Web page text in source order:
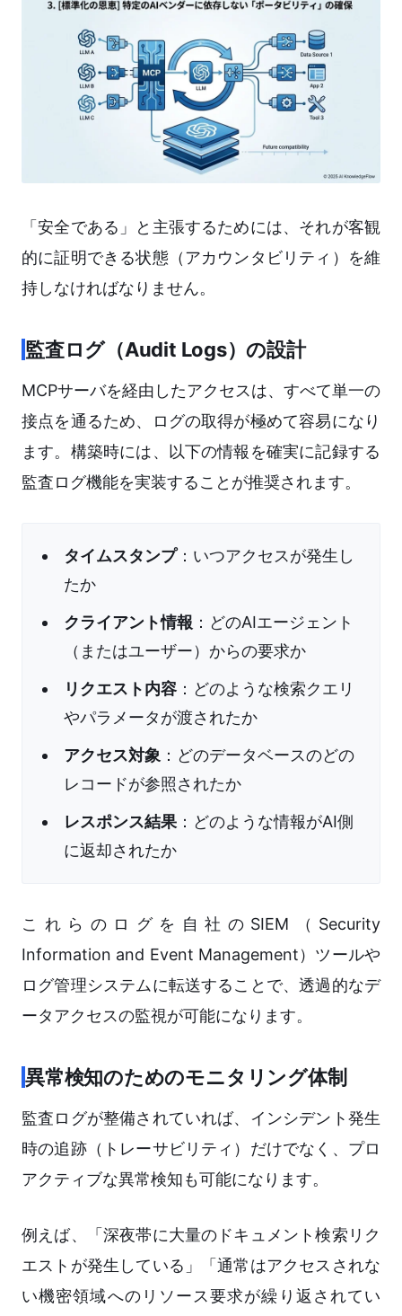
「安全である」と主張するためには、それが客観
的に証明できる状態（アカウンタビリティ）を維
持しなければなりません。
監査ログ（Audit Logs）の設計
MCPサーバを経由したアクセスは、すべて単一の
接点を通るため、ログの取得が極めて容易になり
ます。構築時には、以下の情報を確実に記録する
監査ログ機能を実装することが推奨されます。
タイムスタンプ：いつアクセスが発生し
たか
クライアント情報 ：どのAIエージェント
（またはユーザー）からの要求か
リクエスト内容 ：どのような検索クエリ
やパラメータが渡されたか
アクセス対象 ：どのデータベースのどの
レコードが参照されたか
レスポンス結果：どのような情報がAI側
に返却されたか
これらのログを自社のSIEM（Security
Information and Event Management）ツールや
ログ管理システムに転送することで、透過的なデ
ータアクセスの監視が可能になります。
異常検知のためのモニタリング体制
監査ログが整備されていれば、インシデント発生
時の追跡（トレーサビリティ）だけでなく、プロ
アクティブな異常検知も可能になります。
例えば、「深夜帯に大量のドキュメント検索リク
エストが発生している」「通常はアクセスされな
い機密領域へのリソース要求が繰り返されてい